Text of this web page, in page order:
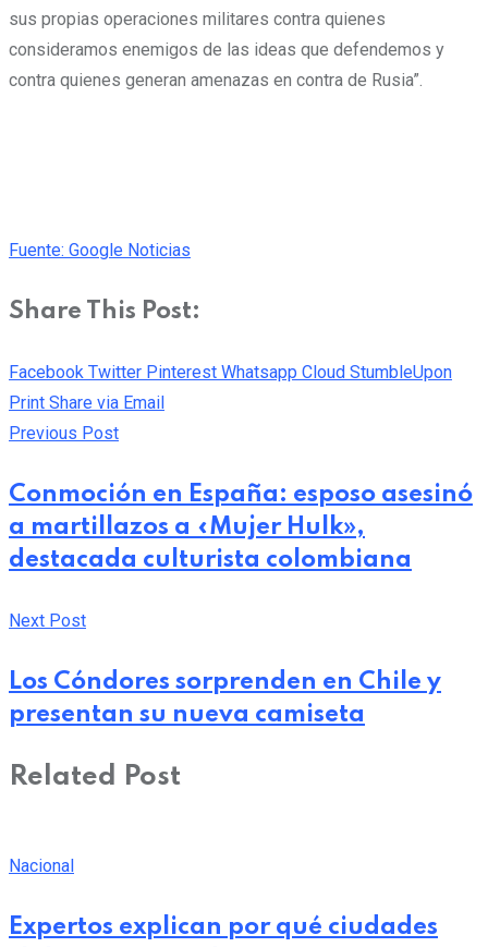
sus propias operaciones militares contra quienes
consideramos enemigos de las ideas que defendemos y
contra quienes generan amenazas en contra de Rusia”.
Fuente: Google Noticias
Share This Post:
Facebook Twitter Pinterest Whatsapp Cloud StumbleUpon
Print Share via Email
Previous Post
Conmoción en España: esposo asesinó
a martillazos a «Mujer Hulk»,
destacada culturista colombiana
Next Post
Los Cóndores sorprenden en Chile y
presentan su nueva camiseta
Related Post
Nacional
Expertos explican por qué ciudades